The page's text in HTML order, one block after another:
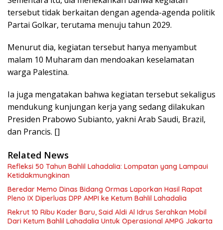
tersebut tidak berkaitan dengan agenda-agenda politik
Partai Golkar, terutama menuju tahun 2029.
Menurut dia, kegiatan tersebut hanya menyambut
malam 10 Muharam dan mendoakan keselamatan
warga Palestina.
Ia juga mengatakan bahwa kegiatan tersebut sekaligus
mendukung kunjungan kerja yang sedang dilakukan
Presiden Prabowo Subianto, yakni Arab Saudi, Brazil,
dan Prancis. []
Related News
Refleksi 50 Tahun Bahlil Lahadalia: Lompatan yang Lampaui
Ketidakmungkinan
Beredar Memo Dinas Bidang Ormas Laporkan Hasil Rapat
Pleno IX Diperluas DPP AMPI ke Ketum Bahlil Lahadalia
Rekrut 10 Ribu Kader Baru, Said Aldi Al Idrus Serahkan Mobil
Dari Ketum Bahlil Lahadalia Untuk Operasional AMPG Jakarta